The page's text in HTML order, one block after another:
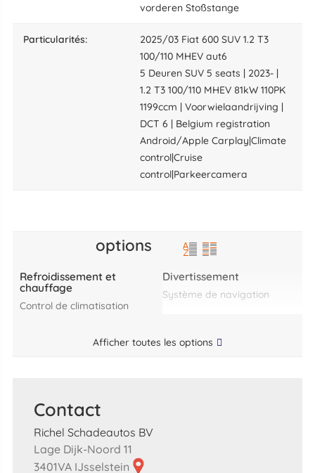
vorderen Stoßstange
particularités:
2025/03 Fiat 600 SUV 1.2 T3
100/110 MHEV aut6
5 Deuren SUV 5 seats | 2023- |
1.2 T3 100/110 MHEV 81kW 110PK
1199ccm | Voorwielaandrijving |
DCT 6 | Belgium registration
Android/Apple Carplay|Climate
control|Cruise
control|Parkeercamera
options
Refroidissement et
chauffage
control de climatisation
Divertissement
système de navigation
Afficher toutes les options
Contact
Richel Schadeautos BV
Lage Dijk-Noord 11
3401VA IJsselstein